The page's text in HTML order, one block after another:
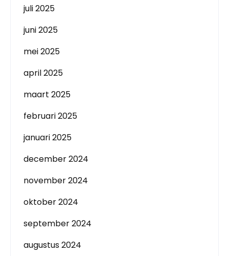
juli 2025
juni 2025
mei 2025
april 2025
maart 2025
februari 2025
januari 2025
december 2024
november 2024
oktober 2024
september 2024
augustus 2024